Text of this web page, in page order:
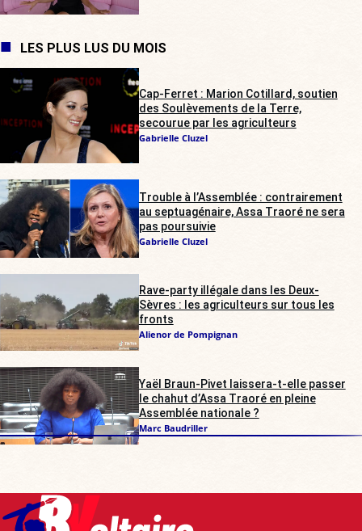
LES PLUS LUS DU MOIS
Cap-Ferret : Marion Cotillard, soutien
des Soulèvements de la Terre,
secourue par les agriculteurs
Gabrielle Cluzel
Trouble à l’Assemblée : contrairement
au septuagénaire, Assa Traoré ne sera
pas poursuivie
Gabrielle Cluzel
Rave-party illégale dans les Deux-
Sèvres : les agriculteurs sur tous les
fronts
Alienor de Pompignan
Yaël Braun-Pivet laissera-t-elle passer
le chahut d’Assa Traoré en pleine
Assemblée nationale ?
Marc Baudriller